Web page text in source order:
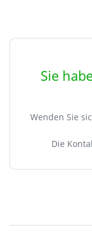
Sie
Wenden Sie
Die